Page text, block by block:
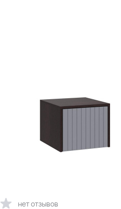
нет отзывов